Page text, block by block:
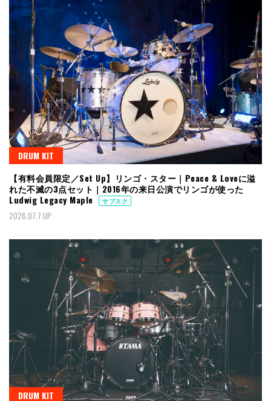
DRUM KIT
【有料会員限定／Set Up】リンゴ・スター｜Peace & Loveに溢
れた不滅の3点セット｜2016年の来日公演でリンゴが使った
Ludwig Legacy Maple
サブスク
2026.07.7 UP
DRUM KIT